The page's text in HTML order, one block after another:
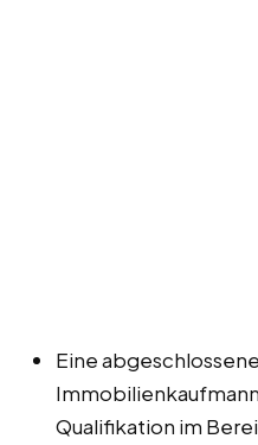
Eine
Qualifikation im